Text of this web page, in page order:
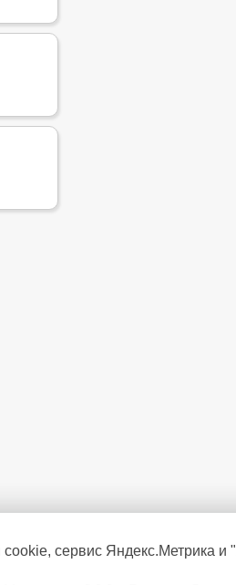
сервис Яндекс.Метрика